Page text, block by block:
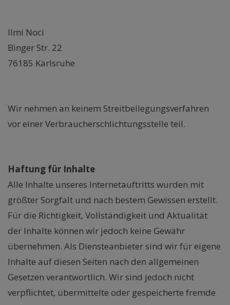
Ilmi Noci
Binger Str. 22
76185 Karlsruhe
Wir nehmen an keinem Streitbeilegungsverfahren
vor einer Verbraucherschlichtungsstelle teil.
Haftung für Inhalte
Alle Inhalte unseres Internetauftritts wurden mit
größter Sorgfalt und nach bestem Gewissen erstellt.
Für die Richtigkeit, Vollständigkeit und Aktualität
der Inhalte können wir jedoch keine Gewähr
übernehmen. Als Diensteanbieter sind wir für eigene
Inhalte auf diesen Seiten nach den allgemeinen
Gesetzen verantwortlich. Wir sind jedoch nicht
verpflichtet, übermittelte oder gespeicherte fremde